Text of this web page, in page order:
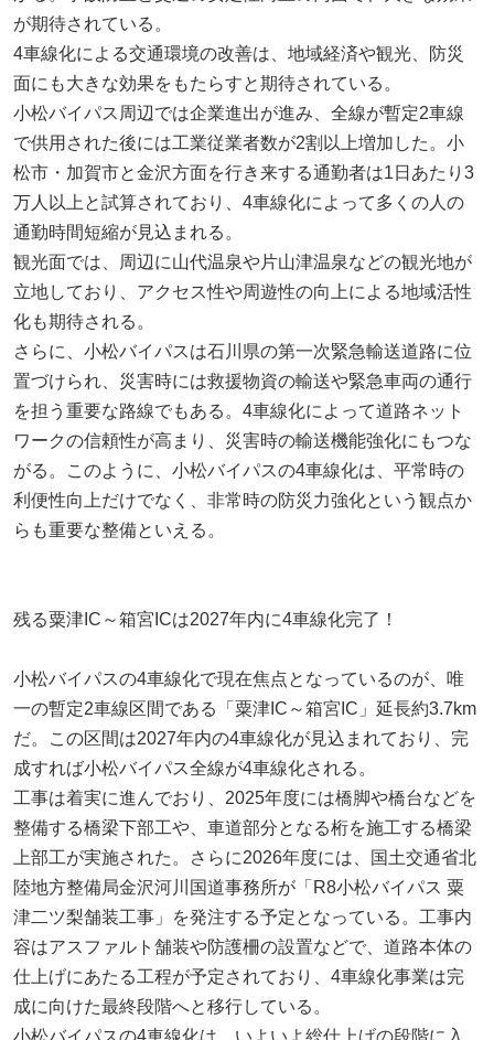
が期待されている。
4車線化による交通環境の改善は、地域経済や観光、防災
面にも大きな効果をもたらすと期待されている。
小松バイパス周辺では企業進出が進み、全線が暫定2車線
で供用された後には工業従業者数が2割以上増加した。小
松市・加賀市と金沢方面を行き来する通勤者は1日あたり3
万人以上と試算されており、4車線化によって多くの人の
通勤時間短縮が見込まれる。
観光面では、周辺に山代温泉や片山津温泉などの観光地が
立地しており、アクセス性や周遊性の向上による地域活性
化も期待される。
さらに、小松バイパスは石川県の第一次緊急輸送道路に位
置づけられ、災害時には救援物資の輸送や緊急車両の通行
を担う重要な路線でもある。4車線化によって道路ネット
ワークの信頼性が高まり、災害時の輸送機能強化にもつな
がる。このように、小松バイパスの4車線化は、平常時の
利便性向上だけでなく、非常時の防災力強化という観点か
らも重要な整備といえる。
残る粟津IC～箱宮ICは2027年内に4車線化完了！
小松バイパスの4車線化で現在焦点となっているのが、唯
一の暫定2車線区間である「粟津IC～箱宮IC」延長約3.7km
だ。この区間は2027年内の4車線化が見込まれており、完
成すれば小松バイパス全線が4車線化される。
工事は着実に進んでおり、2025年度には橋脚や橋台などを
整備する橋梁下部工や、車道部分となる桁を施工する橋梁
上部工が実施された。さらに2026年度には、国土交通省北
陸地方整備局金沢河川国道事務所が「R8小松バイパス 粟
津二ツ梨舗装工事」を発注する予定となっている。工事内
容はアスファルト舗装や防護柵の設置などで、道路本体の
仕上げにあたる工程が予定されており、4車線化事業は完
成に向けた最終段階へと移行している。
小松バイパスの4車線化は、いよいよ総仕上げの段階に入